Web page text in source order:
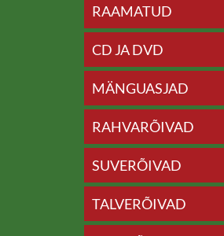
RAAMATUD
CD JA DVD
MÄNGUASJAD
RAHVARÕIVAD
SUVERÕIVAD
TALVERÕIVAD